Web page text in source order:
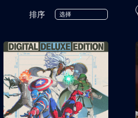
排序 选择